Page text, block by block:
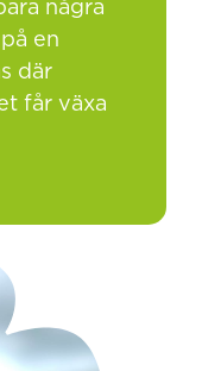
några
en
där
får växa